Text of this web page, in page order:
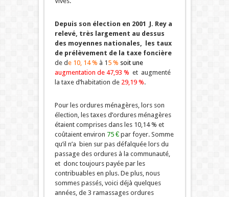
Depuis son élection en 2001 J. Rey a
relevé, très largement au dessus
des moyennes nationales, les taux
de prélèvement de la taxe foncière
de de 10, 14 % à 1 5 % soit une
augmentation de 47,93 % et augmenté
la taxe d’habitation de 29,19 %.
Pour les ordures ménagères, lors son
élection, les taxes d’ordures ménagères
étaient comprises dans les 10,14 % et
coûtaient environ 75 €par foyer. Somme
qu’il n’a bien sur pas défalquée lors du
passage des ordures à la communauté,
et donc toujours payée par les
contribuables en plus. De plus, nous
sommes passés, voici déjà quelques
années, de 3 ramassages ordures